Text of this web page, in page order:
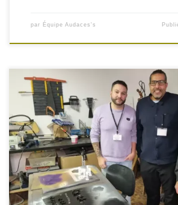
par Équipe Audaces's
Novembre est le mois de l’économie
(ESS)
, mode de gestion où priment
coopération et démocratie. Tri, emploi,
de nombreuses initiatives, comme au
Audaces’s de Folschviller, qui invite à
d’échanges lundi 24 novembre. Le
ces tiers-lieux […]